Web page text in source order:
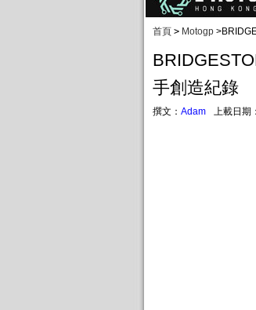
首頁 > Motogp >
手創造紀錄
撰文： Adam 上載日期：